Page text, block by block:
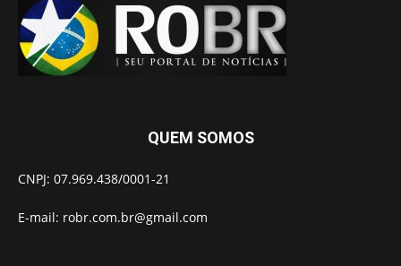
QUEM SOMOS
CNPJ: 07.969.438/0001-21
E-mail: robr.com.br@gmail.com